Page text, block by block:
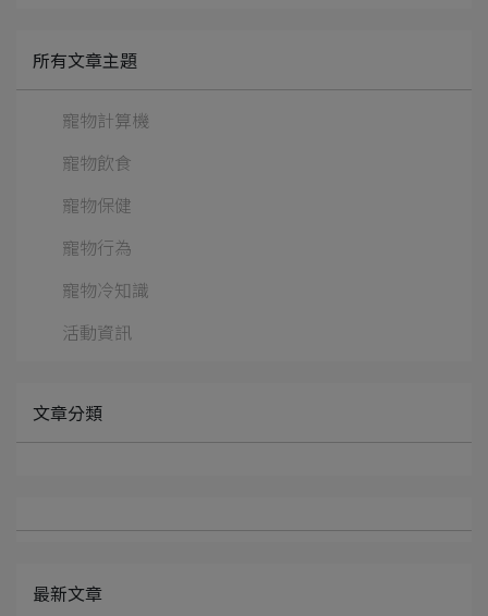
所有文章主題
寵物計算機
寵物飲食
寵物保健
寵物行為
寵物冷知識
活動資訊
文章分類
最新文章